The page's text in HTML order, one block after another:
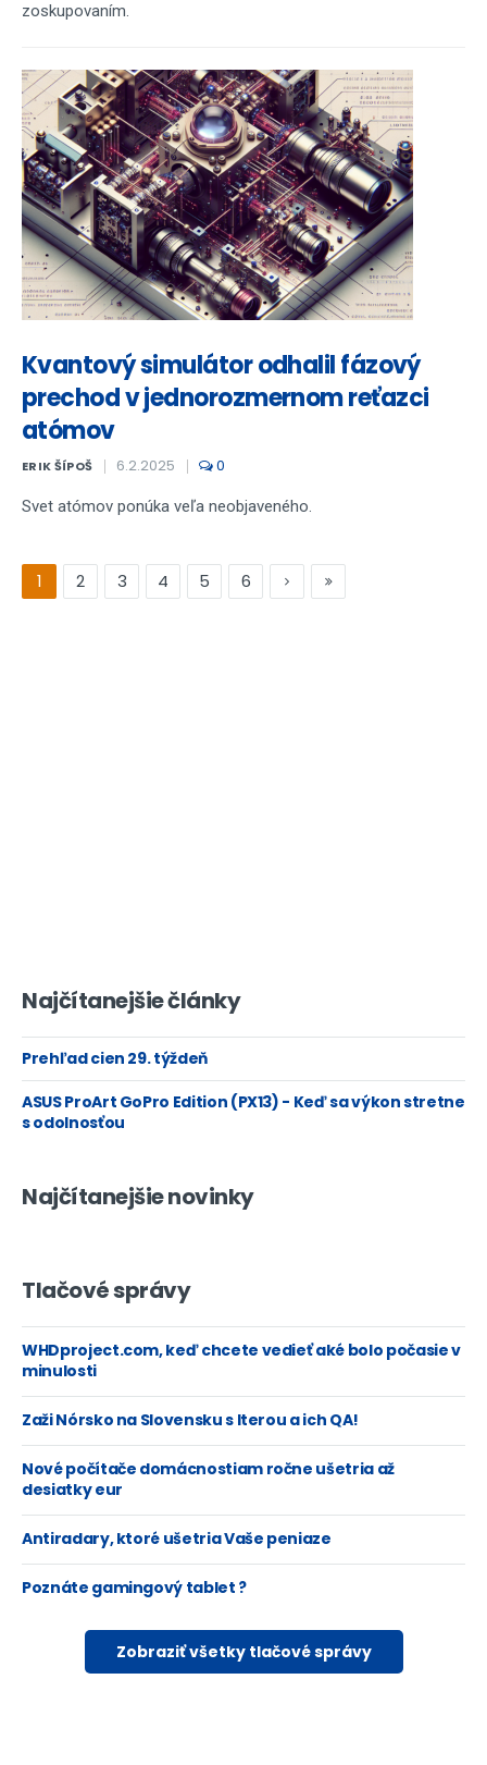
zoskupovaním.
Kvantový simulátor odhalil fázový
prechod v jednorozmernom reťazci
atómov
ERIK ŠÍPOŠ 6.2.2025 0
Svet atómov ponúka veľa neobjaveného.
1 2 3 4 5 6
Najčítanejšie články
Prehľad cien 29. týždeň
ASUS ProArt GoPro Edition (PX13) - Keď sa výkon stretne
s odolnosťou
Najčítanejšie novinky
Tlačové správy
WHDproject.com, keď chcete vedieť aké bolo počasie v
minulosti
Zaži Nórsko na Slovensku s Iterou a ich QA!
Nové počítače domácnostiam ročne ušetria až
desiatky eur
Antiradary, ktoré ušetria Vaše peniaze
Poznáte gamingový tablet ?
Zobraziť všetky tlačové správy